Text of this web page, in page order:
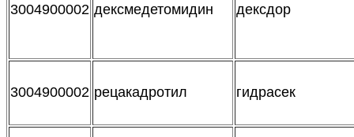
3004900002 дексмедетомидин дексдор
3004900002 рецакадротил гидрасек